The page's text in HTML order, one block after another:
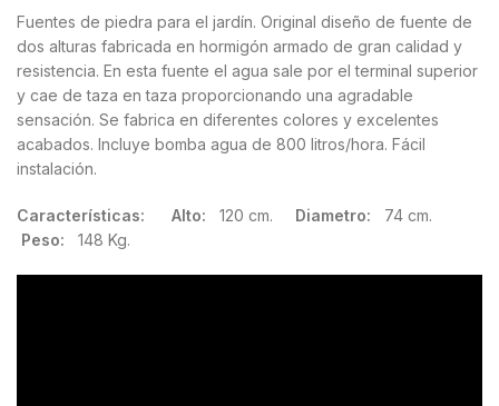
Fuentes de piedra para el jardín. Original diseño de fuente de
dos alturas fabricada en hormigón armado de gran calidad y
resistencia. En esta fuente el agua sale por el terminal superior
y cae de taza en taza proporcionando una agradable
sensación. Se fabrica en diferentes colores y excelentes
acabados. Incluye bomba agua de 800 litros/hora. Fácil
instalación.
Características:Alto: 120 cm. Diametro:
74 cm.
Peso: 148 Kg.